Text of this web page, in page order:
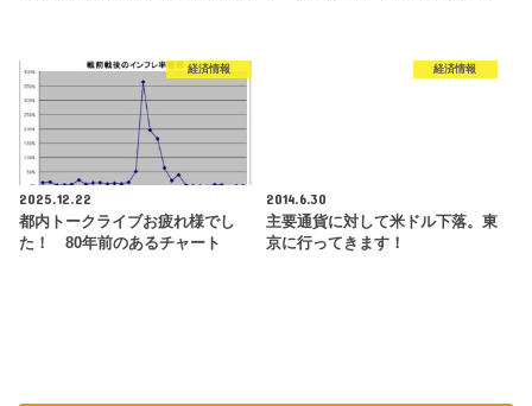
経済情報
2025.12.22
都内トークライブお疲れ様でし
た！ 80年前のあるチャート
経済情報
2014.6.30
主要通貨に対して米ドル下落。東
京に行ってきます！